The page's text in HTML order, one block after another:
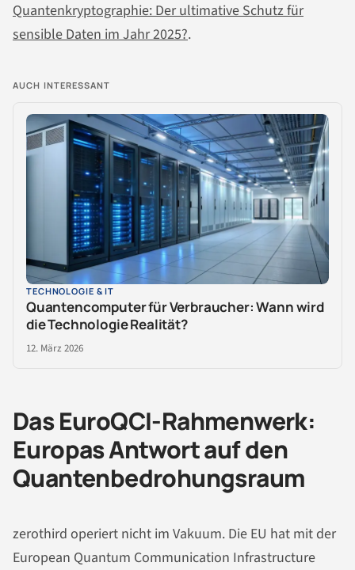
Quantenkryptographie: Der ultimative Schutz für
sensible Daten im Jahr 2025?.
AUCH INTERESSANT
TECHNOLOGIE & IT
Quantencomputer für Verbraucher: Wann wird
die Technologie Realität?
12. März 2026
Das EuroQCI-Rahmenwerk:
Europas Antwort auf den
Quantenbedrohungsraum
zerothird operiert nicht im Vakuum. Die EU hat mit der
European Quantum Communication Infrastructure